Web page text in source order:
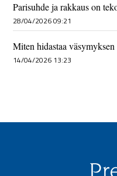
Parisuhde ja rakkaus on
28/04/2026 09:21
Miten hidastaa
14/04/2026 13:23